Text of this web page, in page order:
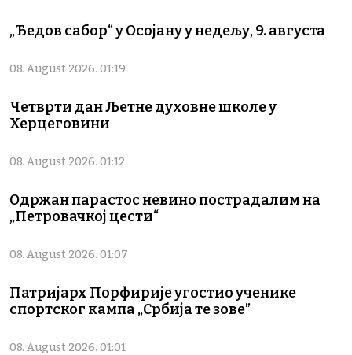
„Ђедов сабор“ у Осојану у недељу, 9. августа
08. August 2026. 01:19
Четврти дан Љетне духовне школе у
Херцеговини
08. August 2026. 01:12
Одржан парастос невино пострадалим на
„Петровачкој цести“
08. August 2026. 01:07
Патријарх Порфирије угостио ученике
спортског кампа „Србија те зове”
08. August 2026. 01:01